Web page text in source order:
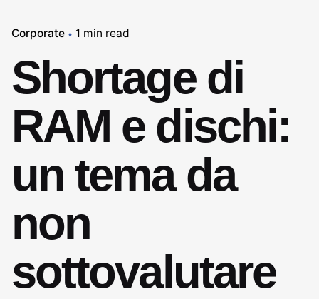
Corporate 1 min read
Shortage di
RAM e dischi:
un tema da
non
sottovalutare